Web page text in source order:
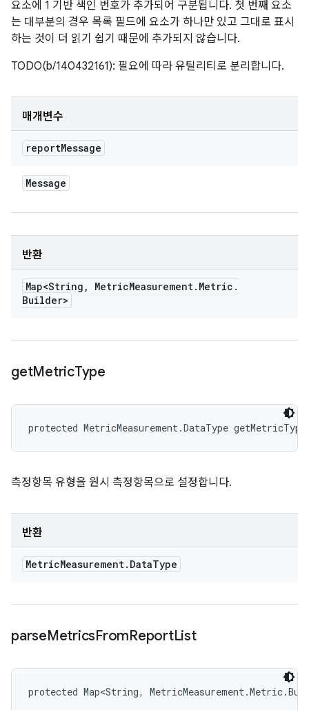
요소에 1 기반 색인 번호가 추가되어 구분됩니다. 첫 번째 요소
는 대부분의 경우 목록 필드에 요소가 하나만 있고 그대로 표시
하는 것이 더 읽기 쉽기 때문에 추가되지 않습니다.
TODO(b/140432161): 필요에 따라 유틸리티로 분리합니다.
매개변수
reportMessage
Message
반환
Map<String , MetricMeasurement. Metric .
Builder>
getMetricType
protected MetricMeasurement.DataType
측정항목 유형을 원시 측정항목으로 설정합니다.
반환
MetricMeasurement. DataType
parseMetricsFromReportList
protected Map<String,